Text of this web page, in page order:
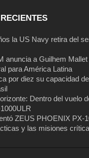
la US Navy retira del
anuncia a Guilhem
para América Latina
por diez su capacidad
Dentro del vuelo
ZEUS PHOENIX PX-
y las misiones